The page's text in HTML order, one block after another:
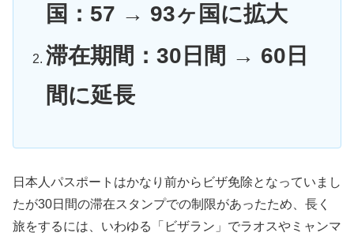
国：57 → 93ヶ国に拡大
滞在期間：30日間 → 60日
間に延長
日本人パスポートはかなり前からビザ免除となっていまし
たが30日間の滞在スタンプでの制限があったため、長く
旅をするには、いわゆる「ビザラン」でラオスやミャンマ